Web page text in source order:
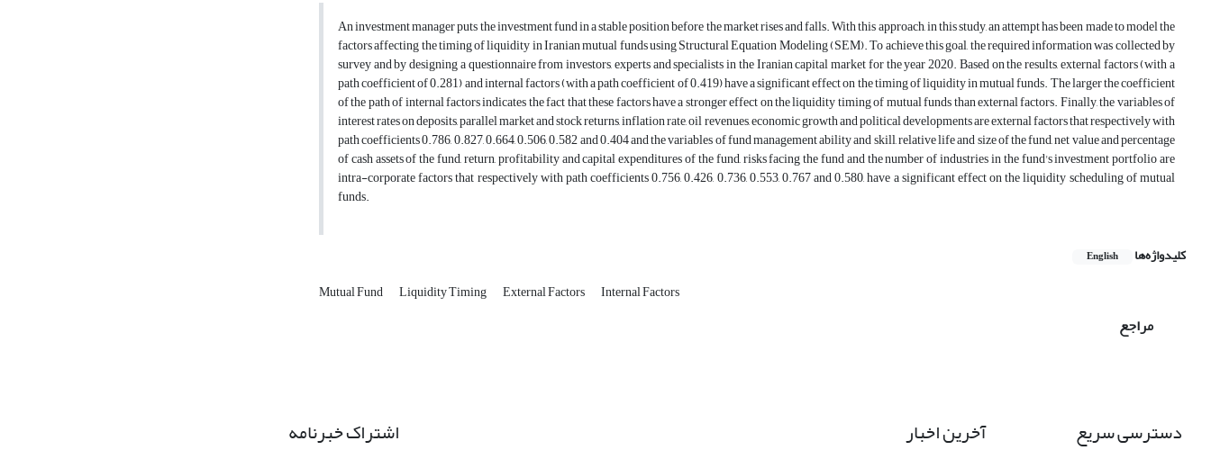
An investment manager puts the investment fund in a stable position before the market rises and falls. With this approach, in this study, an attempt has been made to model the
factors affecting the timing of liquidity in Iranian mutual funds using Structural Equation Modeling (SEM). To achieve this goal, the required information was collected by
survey and by designing a questionnaire from investors, experts and specialists in the Iranian capital market for the year 2020. Based on the results, external factors (with a
path coefficient of 0.281) and internal factors (with a path coefficient of 0.419) have a significant effect on the timing of liquidity in mutual funds. The larger the coefficient
of the path of internal factors indicates the fact that these factors have a stronger effect on the liquidity timing of mutual funds than external factors. Finally, the variables of
interest rates on deposits, parallel market and stock returns, inflation rate, oil revenues, economic growth and political developments are external factors that respectively with
path coefficients 0.786, 0.827, 0.664, 0.506, 0.582 and 0.404 and the variables of fund management ability and skill, relative life and size of the fund, net value and percentage
of cash assets of the fund, return, profitability and capital expenditures of the fund, risks facing the fund and the number of industries in the fund's investment portfolio are
intra-corporate factors that respectively with path coefficients 0.756, 0.426, 0.736, 0.553, 0.767 and 0.580, have a significant effect on the liquidity scheduling of mutual
funds.
کلیدواژه‌ها English
Mutual Fund Liquidity Timing External Factors Internal Factors
مراجع
دسترسی سریع آخرین اخبار اشتراک خبرنامه